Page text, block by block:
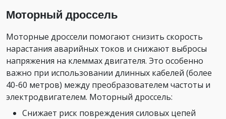
Моторный дроссель
Моторные дроссели помогают снизить скорость
нарастания аварийных токов и снижают выбросы
напряжения на клеммах двигателя. Это особенно
важно при использовании длинных кабелей (более
40-60 метров) между преобразователем частоты и
электродвигателем. Моторный дроссель:
Снижает риск повреждения силовых цепей